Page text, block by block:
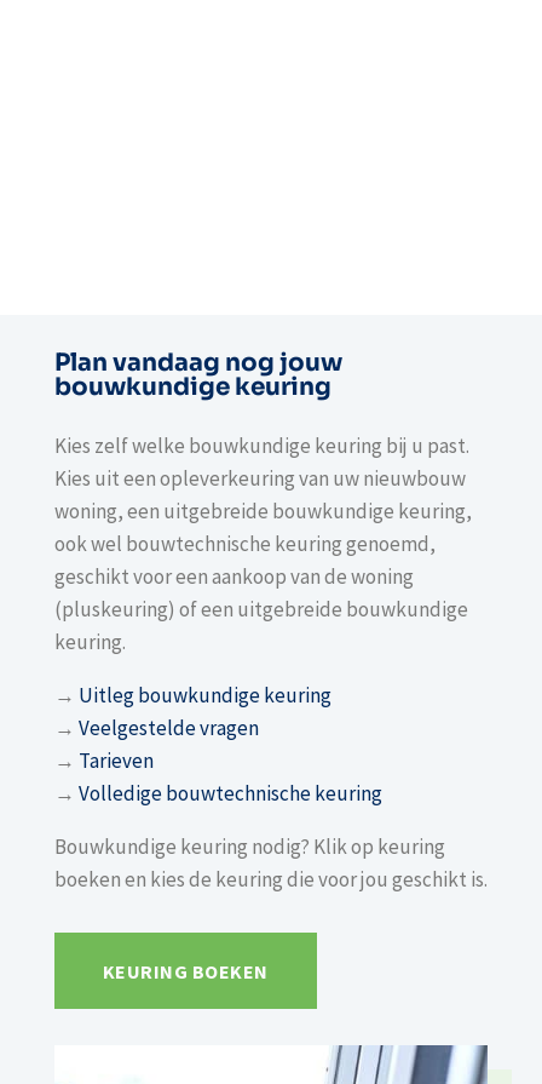
Plan vandaag nog jouw
bouwkundige keuring
Kies zelf welke bouwkundige keuring bij u past.
Kies uit een opleverkeuring van uw nieuwbouw
woning, een uitgebreide bouwkundige keuring,
ook wel bouwtechnische keuring genoemd,
geschikt voor een aankoop van de woning
(pluskeuring) of een uitgebreide bouwkundige
keuring.
→ Uitleg bouwkundige keuring
→ Veelgestelde vragen
→ Tarieven
→ Volledige bouwtechnische keuring
Bouwkundige keuring nodig? Klik op keuring
boeken en kies de keuring die voor jou geschikt is.
KEURING BOEKEN